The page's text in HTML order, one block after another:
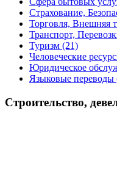
Страхование,
Торговля, Внешняя
Транспорт,
Туризм (21)
Человеческие
Юридическое
Языковые переводы
Строительство,